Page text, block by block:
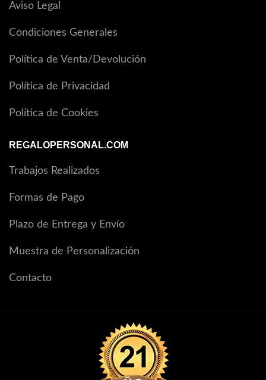
Aviso Legal
Condiciones Generales
Política de Venta/Devolución
Política de Privacidad
Política de Cookies
REGALOPERSONAL.COM
Trabajos Realizados
Formas de Pago
Plazo de Entrega y Envío
Muestra de Personalización
Contacto